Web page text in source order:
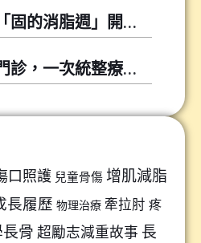
期待已久的「固的消脂週」開跑囉～～
想減重、來門診，一次統整療程懶人包
口照護 兒童骨傷 增肌減脂
長履歷 物理治療 牽拉肘 疼
骨 超勵志減重故事 長